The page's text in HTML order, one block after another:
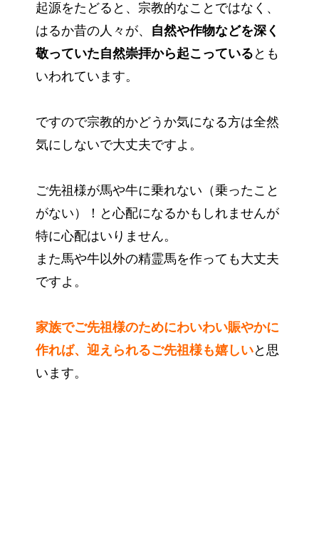
起源をたどると、宗教的なことではなく、
はるか昔の人々が、 自然や作物などを深く
敬っていた自然崇拝から起こっている とも
いわれています。
ですので宗教的かどうか気になる方は全然
気にしないで大丈夫ですよ。
ご先祖様が馬や牛に乗れない（乗ったこと
がない）！と心配になるかもしれませんが
特に心配はいりません。
また馬や牛以外の精霊馬を作っても大丈夫
ですよ。
家族でご先祖様のためにわいわい賑やかに
作れば、迎えられるご先祖様も嬉しいと思
います。